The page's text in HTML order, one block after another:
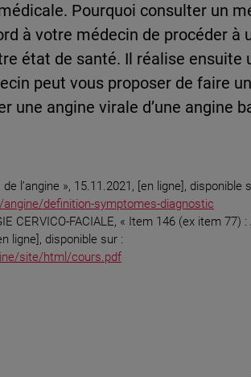
Pourquoi consulter un
à votre médecin de procéder à
état de santé. Il réalise ensuite
peut vous proposer de faire
une angine virale d’une angine
l’angine », 15.11.2021, [en ligne], disponible
definition-symptomes-diagnostic
CERVICO-FACIALE, « Item 146 (ex item 77)
ligne], disponible sur :
site/html/cours.pdf